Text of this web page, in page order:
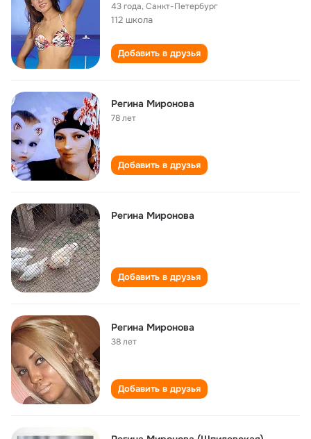
43 года,Санкт-Петербург
112 школа
Добавить в друзья
Регина Миронова
78 лет
Добавить в друзья
Регина Миронова
Добавить в друзья
Регина Миронова
38 лет
Добавить в друзья